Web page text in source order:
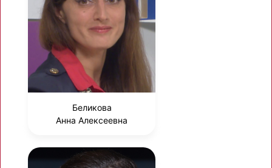
Беликова
Анна Алексеевна